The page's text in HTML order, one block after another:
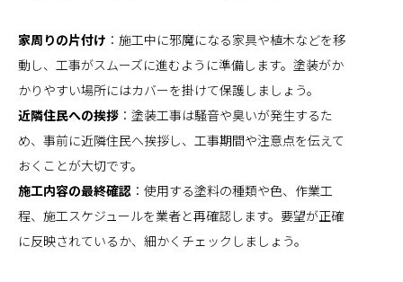
家周りの片付け ：施工中に邪魔になる家具や植木などを移
動し、工事がスムーズに進むように準備します。塗装がか
かりやすい場所にはカバーを掛けて保護しましょう。
近隣住民への挨拶 ：塗装工事は騒音や臭いが発生するた
め、事前に近隣住民へ挨拶し、工事期間や注意点を伝えて
おくことが大切です。
施工内容の最終確認 ：使用する塗料の種類や色、作業工
程、施工スケジュールを業者と再確認します。要望が正確
に反映されているか、細かくチェックしましょう。